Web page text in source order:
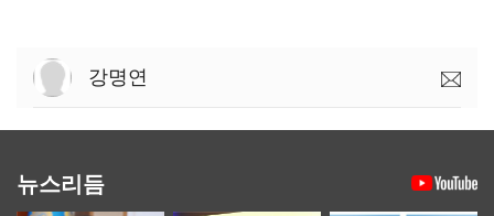
강명연
뉴스리듬